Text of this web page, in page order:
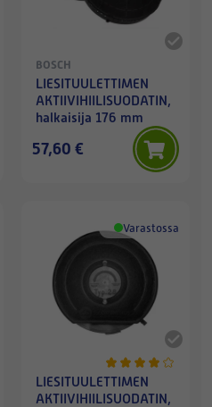
BOSCH
LIESITUULETTIMEN
AKTIIVIHIILISUODATIN,
halkaisija 176 mm
57,60 €
Varastossa
LIESITUULETTIMEN
AKTIIVIHIILISUODATIN,